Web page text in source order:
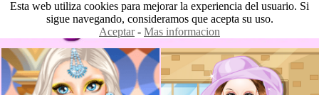
Esta web utiliza cookies para mejorar la experiencia del usuario. Si
sigue navegando, consideramos que acepta su uso.
Aceptar- Mas informacion